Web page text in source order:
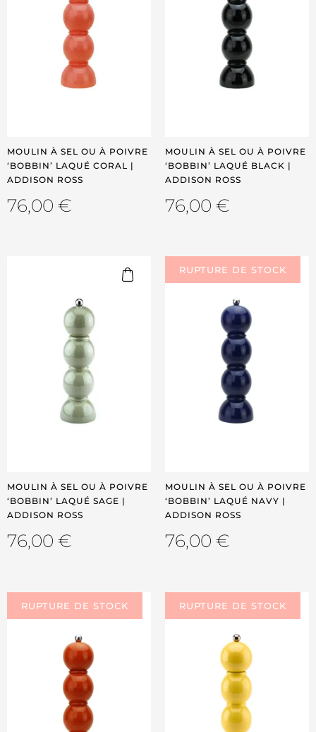
MOULIN À SEL OU À POIVRE
‘BOBBIN’ LAQUÉ CORAL |
ADDISON ROSS
76,00 €
MOULIN À SEL OU À POIVRE
‘BOBBIN’ LAQUÉ BLACK |
ADDISON ROSS
76,00 €
MOULIN À SEL OU À POIVRE
‘BOBBIN’ LAQUÉ SAGE |
ADDISON ROSS
76,00 €
MOULIN À SEL OU À POIVRE
‘BOBBIN’ LAQUÉ NAVY |
ADDISON ROSS
76,00 €